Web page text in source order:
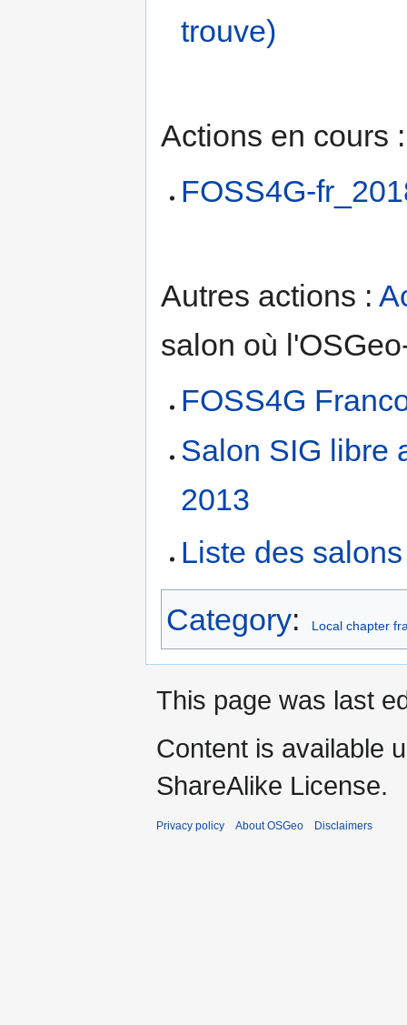
trouve)
Actions en cours :
FOSS4G-
Autres actions :
salon où
FOSS4G
Salon SIG libre
2013
Liste des
Category: Local chapter
This page was last
Content is available
ShareAlike License.
Privacy policy About OSGeo Disclaimers